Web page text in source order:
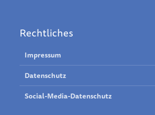
Rechtliches
Impressum
Datenschutz
Social-Media-Datenschutz